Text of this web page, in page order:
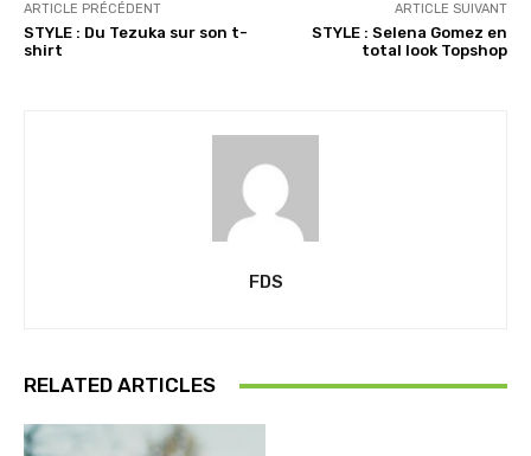
ARTICLE PRÉCÉDENT
STYLE : Du Tezuka sur son t-
shirt
ARTICLE SUIVANT
STYLE : Selena Gomez en
total look Topshop
FDS
RELATED ARTICLES